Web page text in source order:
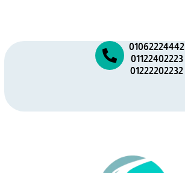
01062224442
01122402223
01222202232